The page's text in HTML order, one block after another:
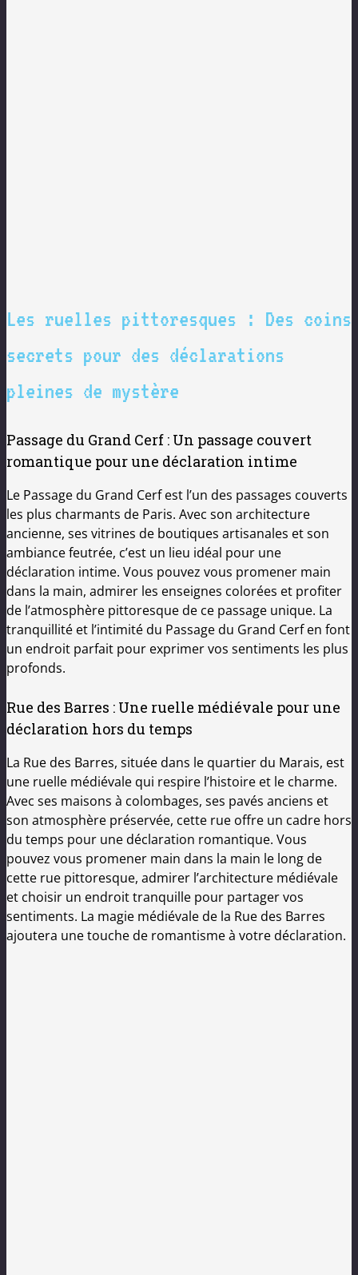
Les ruelles pittoresques : Des coins
secrets pour des déclarations
pleines de mystère
Passage du Grand Cerf : Un passage couvert
romantique pour une déclaration intime
Le Passage du Grand Cerf est l’un des passages couverts
les plus charmants de Paris. Avec son architecture
ancienne, ses vitrines de boutiques artisanales et son
ambiance feutrée, c’est un lieu idéal pour une
déclaration intime. Vous pouvez vous promener main
dans la main, admirer les enseignes colorées et profiter
de l’atmosphère pittoresque de ce passage unique. La
tranquillité et l’intimité du Passage du Grand Cerf en font
un endroit parfait pour exprimer vos sentiments les plus
profonds.
Rue des Barres : Une ruelle médiévale pour une
déclaration hors du temps
La Rue des Barres, située dans le quartier du Marais, est
une ruelle médiévale qui respire l’histoire et le charme.
Avec ses maisons à colombages, ses pavés anciens et
son atmosphère préservée, cette rue offre un cadre hors
du temps pour une déclaration romantique. Vous
pouvez vous promener main dans la main le long de
cette rue pittoresque, admirer l’architecture médiévale
et choisir un endroit tranquille pour partager vos
sentiments. La magie médiévale de la Rue des Barres
ajoutera une touche de romantisme à votre déclaration.